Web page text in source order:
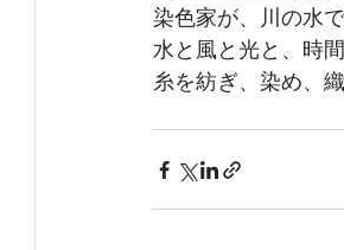
染色家が、川の水
水と風と光と、時
糸を紡ぎ、染め、